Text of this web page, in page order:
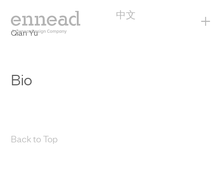
中文 +
Qian Yu
Bio
Back to Top